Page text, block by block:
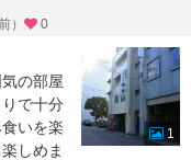
） 0
の部屋
で十分
いを楽
しめま
1